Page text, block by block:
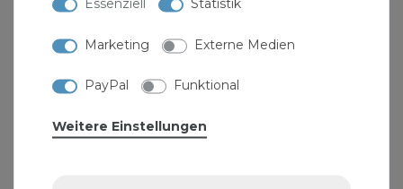
Marketing Externe Medien
PayPal Funktional
Weitere Einstellungen